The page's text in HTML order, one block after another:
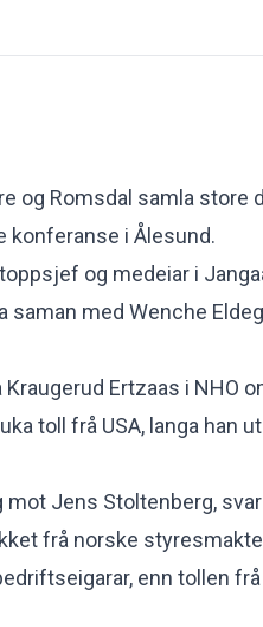
og Romsdal samla store
konferanse i Ålesund.
og medeiar i
saman med Wenche
Ertzaas i NHO
toll frå USA, langa han
Jens Stoltenberg,
frå norske
enn tollen frå